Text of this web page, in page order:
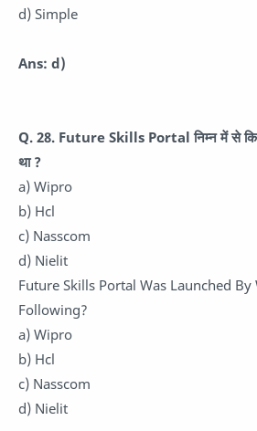
d) Simple
Ans: d)
Q. 28. Future Skills Portal निम्न में से किस
था ?
a) Wipro
b) Hcl
c) Nasscom
d) Nielit
Future Skills Portal Was Launched By
Following?
a) Wipro
b) Hcl
c) Nasscom
d) Nielit